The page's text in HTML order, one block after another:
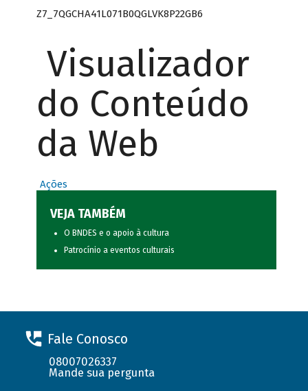
Z7_7QGCHA41L071B0QGLVK8P22GB6
Visualizador
do Conteúdo
da Web
Ações
VEJA TAMBÉM
O BNDES e o apoio à cultura
Patrocínio a eventos culturais
Fale Conosco
08007026337
Mande sua pergunta